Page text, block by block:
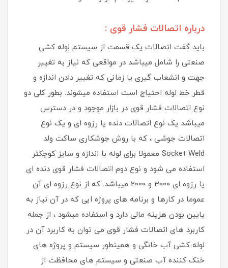
درباره اتصالات فشار قوی :
باید گفت اتصالات یک قسمت از سیستم لوله کشی
صنعتی را شامل میباشد در مواقعی که نیاز به تغییر
جهت و انشعاب گیری یا زمانی که تغییر دادن اندازه و
قطر خط لوله احتیاج است استفاده میشوند. بطور کلی دو
نوع اتصالات فشار قوی در بازار موجود و در دسترس
میباشد یک نوع اتصالات دنده یا رزوه ای و یک نوع
اتصالات جوشی ، که با روش جوشکاری ساکت ولد
Socket Weld معمولا برای لوله با اندازه و سایز کوچکتر
استفاده می شود و نوع دوم اتصالات فشار قوی دنده ای
یا رزوه ای 3000 و 2000 میباشد. که از نوع رزوه ای آن
عموما در کارها و برنامه های پروژه ایی که در آن نیاز به
پایین بودن هزینه مالی دارد و استفاده میشود ، از جمله
کاربرد های اتصالات فشار قوی می توان به کاربرد آن در
لوله کشی آب خانگی و همینطور سیستم و پروژه های
خنک کننده آب صنعتی و سیستم های محافظت از